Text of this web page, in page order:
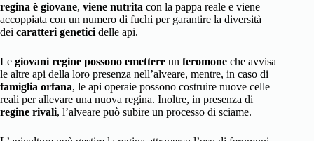
regina è giovane, viene nutrita con la pappa reale e viene
accoppiata con un numero di fuchi per garantire la diversità
dei caratteri genetici delle api.
Le giovani regine possono emettere un feromone che avvisa
le altre api della loro presenza nell’alveare, mentre, in caso di
famiglia orfana, le api operaie possono costruire nuove celle
reali per allevare una nuova regina. Inoltre, in presenza di
regine rivali, l’alveare può subire un processo di sciame.